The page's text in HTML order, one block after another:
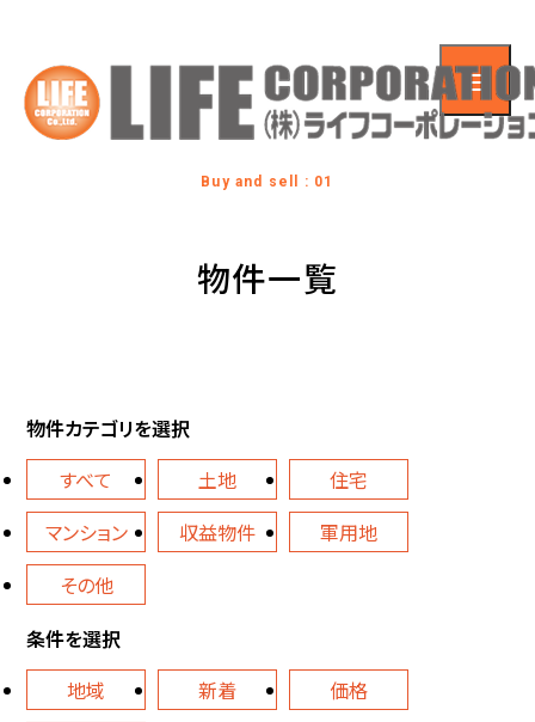
Buy and sell : 01
物件一覧
物件カテゴリを選択
すべて
土地
住宅
マンション
収益物件
軍用地
その他
条件を選択
地域
新着
価格